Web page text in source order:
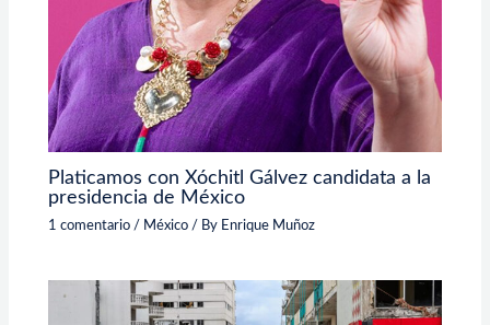
Platicamos con Xóchitl Gálvez candidata a la
presidencia de México
1 comentario / México / By Enrique Muñoz